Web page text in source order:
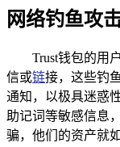
网络钓鱼攻
Trust钱包的用
信或链接，这些钓
通知，以极具迷惑
助记词等敏感信息
骗，他们的资产就